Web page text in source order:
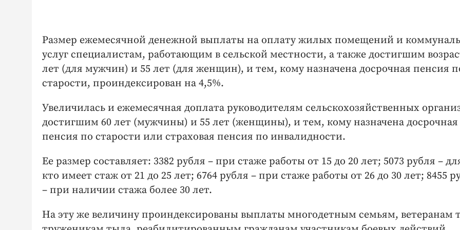
Размер ежемесячной денежной выплаты на оплату жилых помещений и
услуг специалистам, работающим в сельской местности, а также достигшим
лет (для мужчин) и 55 лет (для женщин), и тем, кому назначена досрочная пенсия
старости, проиндексирован на 4,5%.
Увеличилась и ежемесячная доплата руководителям сельскохозяйственных
достигшим 60 лет (мужчины) и 55 лет (женщины), и тем, кому назначена досрочная
пенсия по старости или страховая пенсия по инвалидности.
Ее размер составляет: 3382 рубля – при стаже работы от 15 до 20 лет; 5073 рубля –
кто имеет стаж от 21 до 25 лет; 6764 рубля – при стаже работы от 26 до 30 лет; 8455
– при наличии стажа более 30 лет.
На эту же величину проиндексированы выплаты многодетным семьям, ветеранам